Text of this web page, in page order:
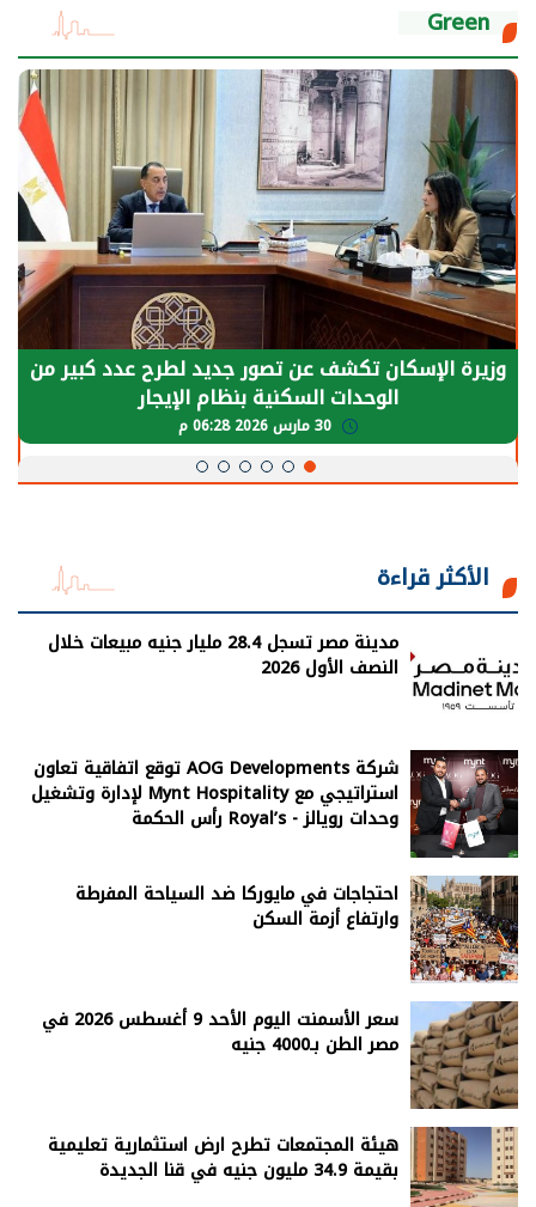
Green
وزيرة الإسكان تكشف عن تصور جديد لطرح عدد كبير من
الوحدات السكنية بنظام الإيجار
الأكثر قراءة
مدينة مصر تسجل 28.4 مليار جنيه مبيعات خلال
النصف الأول 2026
شركة AOG Developments توقع اتفاقية تعاون
استراتيجي مع Mynt Hospitality لإدارة وتشغيل
وحدات رويالز - Royal’s رأس الحكمة
احتجاجات في مايوركا ضد السياحة المفرطة
وارتفاع أزمة السكن
سعر الأسمنت اليوم الأحد 9 أغسطس 2026 في
مصر الطن بـ4000 جنيه
هيئة المجتمعات تطرح ارض استثمارية تعليمية
بقيمة 34.9 مليون جنيه في قنا الجديدة